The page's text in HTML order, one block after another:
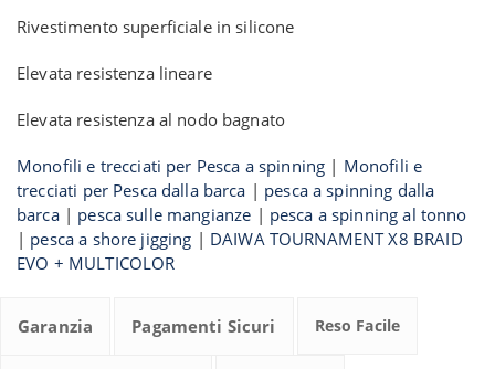
Rivestimento superficiale in silicone
Elevata resistenza lineare
Elevata resistenza al nodo bagnato
Monofili e trecciati per Pesca a spinning | Monofili e
trecciati per Pesca dalla barca | pesca a spinning dalla
barca| pesca sulle mangianze | pesca a spinning al tonno
| pesca a shore jigging | DAIWA TOURNAMENT X8 BRAID
EVO + MULTICOLOR
Garanzia Pagamenti Sicuri Reso Facile